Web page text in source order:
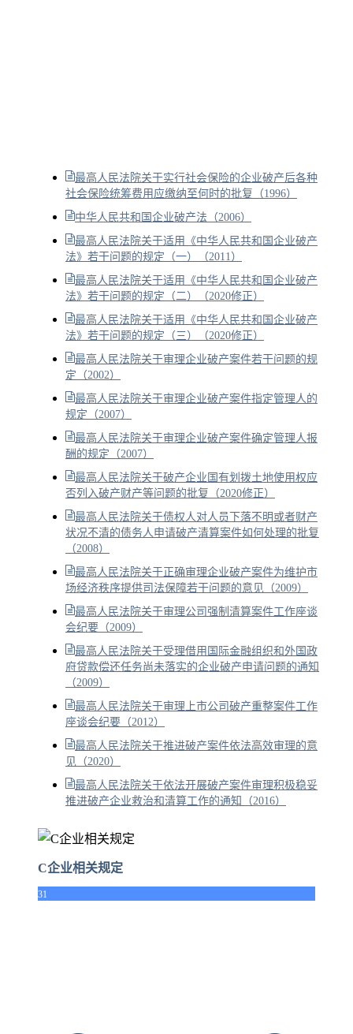
最高人民法院关于实行社会保险的企业破产后各种
社会保险统筹费用应缴纳至何时的批复（1996）
中华人民共和国企业破产法（2006）
最高人民法院关于适用《中华人民共和国企业破产
法》若干问题的规定（一）（2011）
最高人民法院关于适用《中华人民共和国企业破产
法》若干问题的规定（二）（2020修正）
最高人民法院关于适用《中华人民共和国企业破产
法》若干问题的规定（三）（2020修正）
最高人民法院关于审理企业破产案件若干问题的规
定（2002）
最高人民法院关于审理企业破产案件指定管理人的
规定（2007）
最高人民法院关于审理企业破产案件确定管理人报
酬的规定（2007）
最高人民法院关于破产企业国有划拨土地使用权应
否列入破产财产等问题的批复（2020修正）
最高人民法院关于债权人对人员下落不明或者财产
状况不清的债务人申请破产清算案件如何处理的批复
（2008）
最高人民法院关于正确审理企业破产案件为维护市
场经济秩序提供司法保障若干问题的意见（2009）
最高人民法院关于审理公司强制清算案件工作座谈
会纪要（2009）
最高人民法院关于受理借用国际金融组织和外国政
府贷款偿还任务尚未落实的企业破产申请问题的通知
（2009）
最高人民法院关于审理上市公司破产重整案件工作
座谈会纪要（2012）
最高人民法院关于推进破产案件依法高效审理的意
见（2020）
最高人民法院关于依法开展破产案件审理积极稳妥
推进破产企业救治和清算工作的通知（2016）
C企业相关规定
31